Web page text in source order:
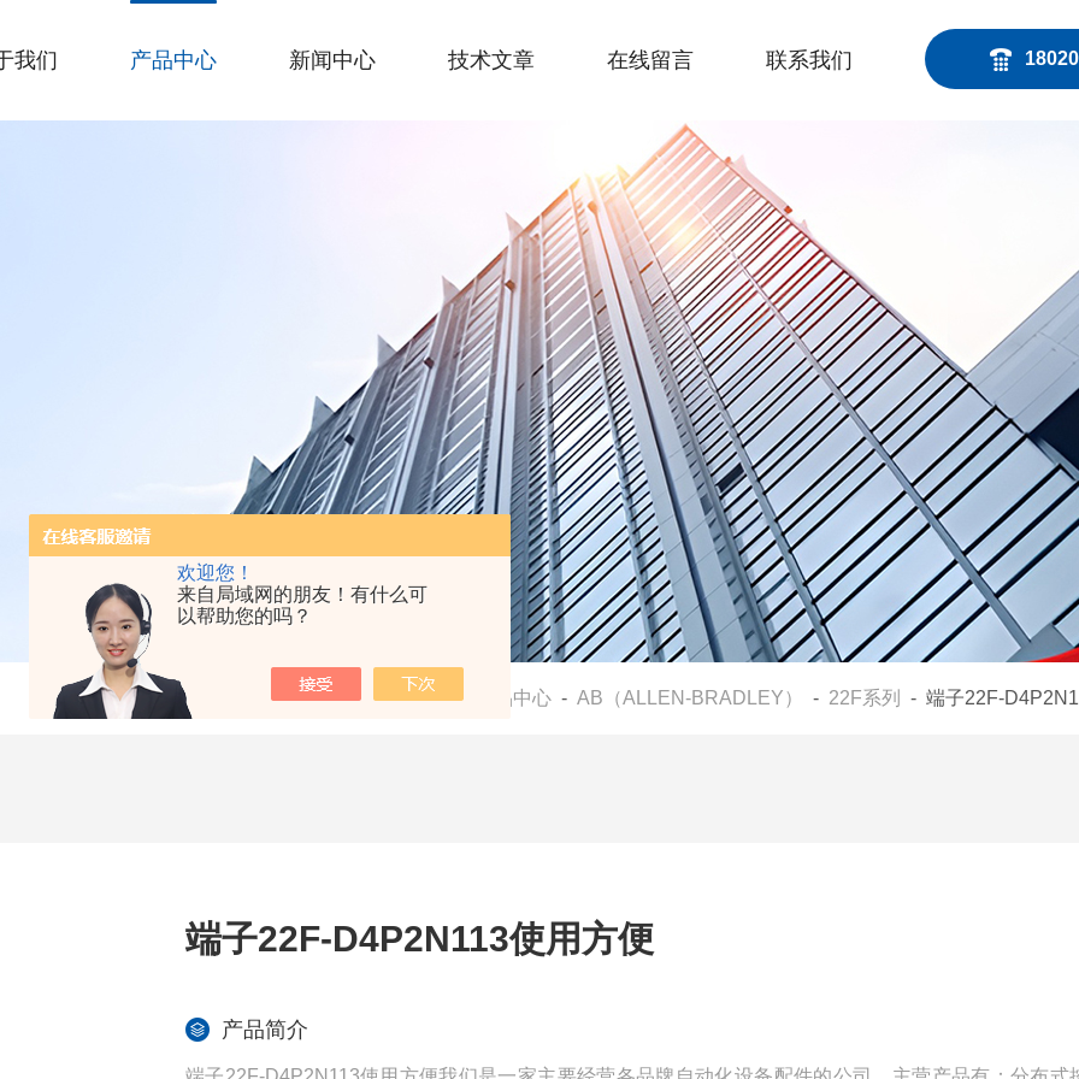
欢迎您！
来自局域网的朋友！有什么可
以帮助您的吗？
我们 产品中心 新闻中心 技术文章 在线留言 联系我们
当前位置：首页- 产品中心 - AB（ALLEN-BRADLEY） - 22F系列 - 端子22F-
端子22F-D4P2N113使用方便
产品简介